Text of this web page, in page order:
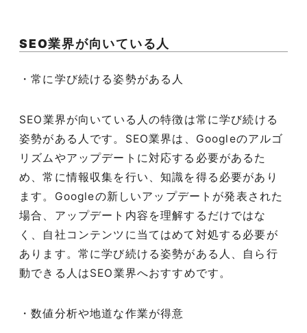
SEO業界が向いている人
・常に学び続ける姿勢がある人
SEO業界が向いている人の特徴は常に学び続ける
姿勢がある人です。 SEO業界は、 Googleのアルゴ
リズムやアップデートに対応する必要があるた
め、常に情報収集を行い、知識を得る必要があり
ます。 Googleの新しいアップデートが発表された
場合、アップデート内容を理解するだけではな
く、自社コンテンツに当てはめて対処する必要が
あります。常に学び続ける姿勢がある人、自ら行
動できる人はSEO業界へおすすめです。
・数値分析や地道な作業が得意